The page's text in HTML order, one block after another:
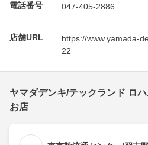
電話番号 047-405-2886
店舗URL
https://www.yamada-
22
ヤマダデンキ/テックランド ロ
お店